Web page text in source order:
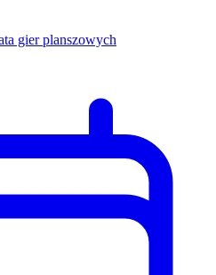
gier planszowych